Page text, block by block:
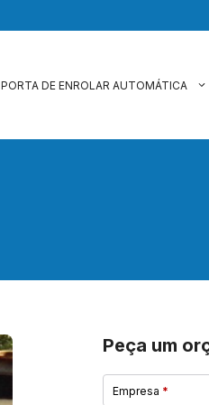
PORTA DE ENROLAR AUTOMÁTICA
Peça um
Empresa *